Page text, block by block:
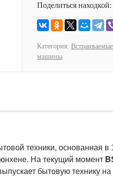
Поделиться находкой:
Категория:
машины
техники, основанная в
На текущий момент
бытовую технику